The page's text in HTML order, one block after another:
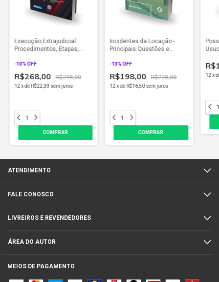
Execução Extrajudicial:
Procedimentos, Etapas,
(2024)
-10% OFF
R$268,00 R$298,00
12xde R$22,33 sem juros
Incidentes da Locação -
Principais Questões e
-13% OFF
R$198,00 R$228,00
12 xde R$16,50 sem juros
12x
ATENDIMENTO
FALE CONOSCO
LIVREIROS E REVENDEDORES
ÁREA DO AUTOR
MEIOS DE PAGAMENTO